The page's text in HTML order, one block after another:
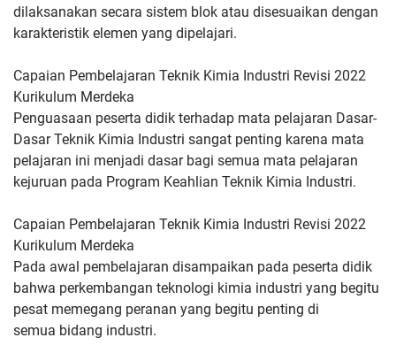
dilaksanakan secara sistem blok atau disesuaikan dengan
karakteristik elemen yang dipelajari.
Capaian Pembelajaran Teknik Kimia Industri Revisi 2022
Kurikulum Merdeka
Penguasaan peserta didik terhadap mata pelajaran Dasar-
Dasar Teknik Kimia Industri sangat penting karena mata
pelajaran ini menjadi dasar bagi semua mata pelajaran
kejuruan pada Program Keahlian Teknik Kimia Industri.
Capaian Pembelajaran Teknik Kimia Industri Revisi 2022
Kurikulum Merdeka
Pada awal pembelajaran disampaikan pada peserta didik
bahwa perkembangan teknologi kimia industri yang begitu
pesat memegang peranan yang begitu penting di
semua bidang industri.